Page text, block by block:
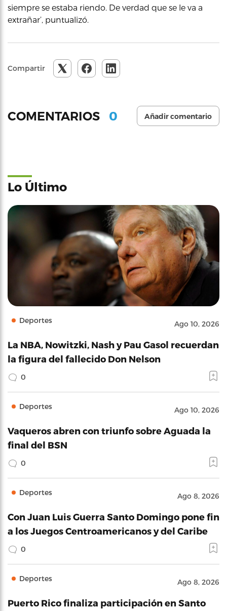
siempre se estaba riendo. De verdad que se le va a
extrañar’, puntualizó.
Compartir
COMENTARIOS 0 Añadir comentario
Lo Último
Deportes Ago 10, 2026
La NBA, Nowitzki, Nash y Pau Gasol recuerdan
la figura del fallecido Don Nelson
0
Deportes Ago 10, 2026
Vaqueros abren con triunfo sobre Aguada la
final del BSN
0
Deportes Ago 8, 2026
Con Juan Luis Guerra Santo Domingo pone fin
a los Juegos Centroamericanos y del Caribe
0
Deportes Ago 8, 2026
Puerto Rico finaliza participación en Santo